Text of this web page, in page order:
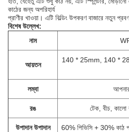
কাঠের জন্য অপরিহার্য
প্রাণীর খাওয়া। এটি বিল্ডিং উপকরণ বাজারে নতুন
বিশেষ উল্লেখ:
নাম
আয়তন
140 * 25mm, 140 *
লম্বা আপনার
রঙ টেক, বীচ, কালো
উপাদান উপাদান 60% পিভিসি + 30% কাঠ